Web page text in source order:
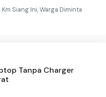
Siang Ini, Warga Diminta
Tanpa Charger